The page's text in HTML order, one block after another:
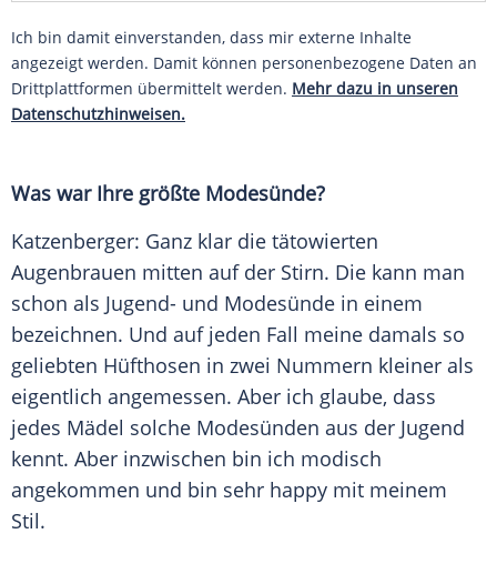
Ich bin damit einverstanden, dass mir externe Inhalte
angezeigt werden. Damit können personenbezogene Daten an
Drittplattformen übermittelt werden. Mehr dazu in unseren
Datenschutzhinweisen.
Was war Ihre größte Modesünde?
Katzenberger: Ganz klar die tätowierten
Augenbrauen mitten auf der Stirn. Die kann man
schon als Jugend- und Modesünde in einem
bezeichnen. Und auf jeden Fall meine damals so
geliebten Hüfthosen in zwei Nummern kleiner als
eigentlich angemessen. Aber ich glaube, dass
jedes Mädel solche Modesünden aus der Jugend
kennt. Aber inzwischen bin ich modisch
angekommen und bin sehr happy mit meinem
Stil.